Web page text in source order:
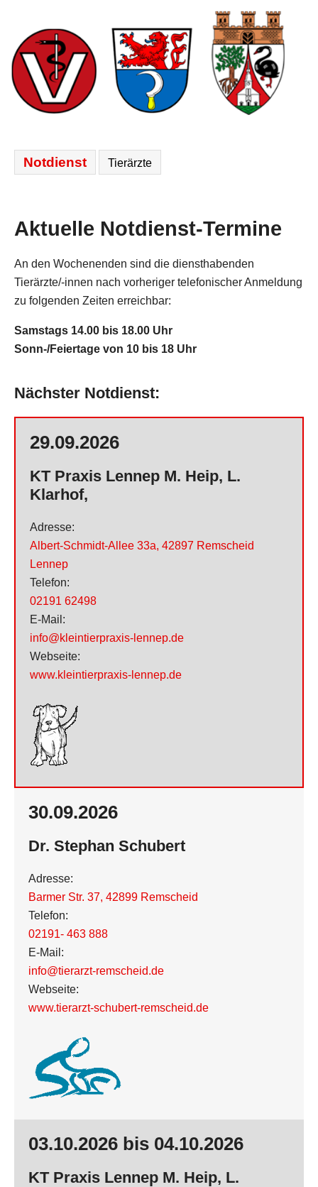
N
g
t
i
o
ü
b
r
Notdienst Tierärzte
Aktuelle Notdienst-Termine
An den Wochenenden sind die diensthabenden
Tierärzte/-innen nach vorheriger telefonischer Anmeldung
zu folgenden Zeiten erreichbar:
Samstags 14.00 bis 18.00 Uhr
Sonn-/Feiertage von 10 bis 18 Uhr
Nächster Notdienst:
29.09.2026
KT Praxis Lennep M. Heip, L.
Klarhof,
Adresse:
Albert-Schmidt-Allee 33a, 42897 Remscheid
Lennep
Telefon:
02191 62498
E-Mail:
info@kleintierpraxis-lennep.de
Webseite:
www.kleintierpraxis-lennep.de
30.09.2026
Dr. Stephan Schubert
Adresse:
Barmer Str. 37, 42899 Remscheid
Telefon:
02191- 463 888
E-Mail:
info@tierarzt-remscheid.de
Webseite:
www.tierarzt-schubert-remscheid.de
03.10.2026 bis 04.10.2026
KT Praxis Lennep M. Heip, L.